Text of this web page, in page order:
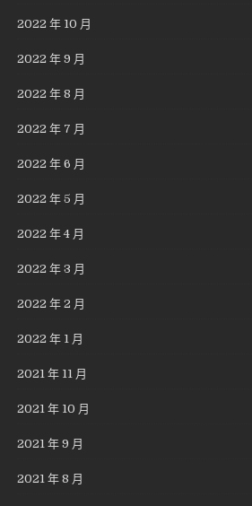
2022 年 10 月
2022 年 9 月
2022 年 8 月
2022 年 7 月
2022 年 6 月
2022 年 5 月
2022 年 4 月
2022 年 3 月
2022 年 2 月
2022 年 1 月
2021 年 11 月
2021 年 10 月
2021 年 9 月
2021 年 8 月